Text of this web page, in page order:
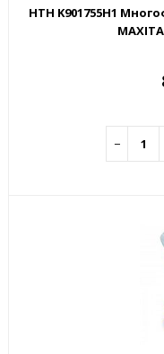
HTH K901755H1
−